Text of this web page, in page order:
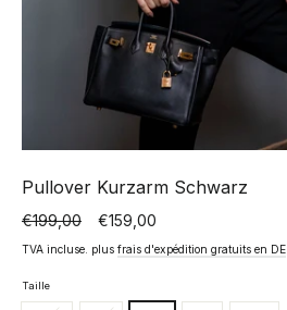
Pullover Kurzarm Schwarz
Prix
normal
€199,00
Prix
spécial
€159,00
TVA incluse. plus frais d'expédition gratuits en DE
Taille